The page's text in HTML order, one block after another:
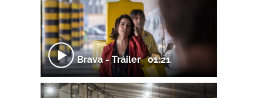
Brava - Tráiler01:21